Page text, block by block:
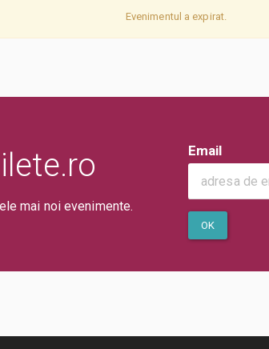
Evenimentul a expirat.
mai noi evenimente.
Email
OK